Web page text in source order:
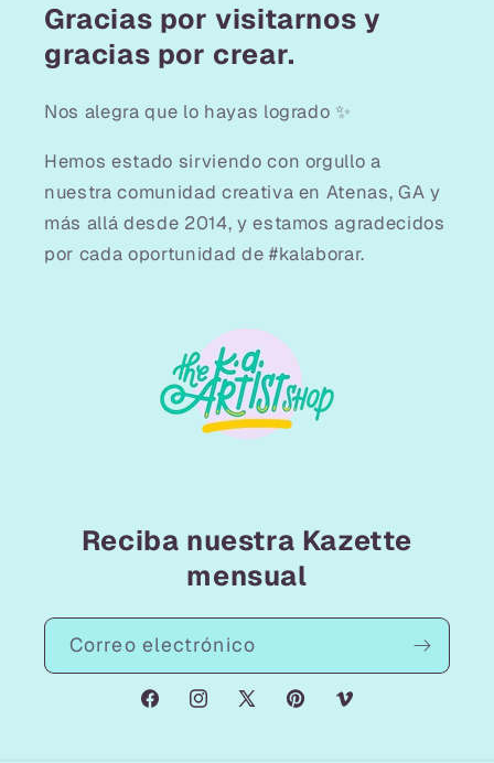
Gracias por visitarnos y
gracias por crear.
Nos alegra que lo hayas logrado ✨
Hemos estado sirviendo con orgullo a
nuestra comunidad creativa en Atenas, GA y
más allá desde 2014, y estamos agradecidos
por cada oportunidad de #kalaborar.
Reciba nuestra Kazette
mensual
Correo electrónico
FacebookInstagram
X
PinterestVimeo